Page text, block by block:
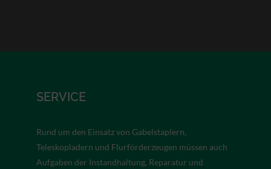
SERVICE
Rund um den Einsatz von Gabelstaplern,
Teleskopladern und Flurförderzeugen müssen auch
Aufgaben der Instandhaltung, Reparatur und